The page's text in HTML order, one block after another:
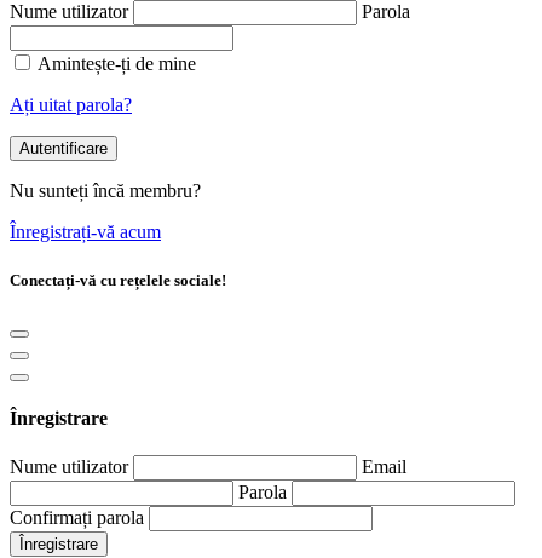
Nume utilizator Parola
Amintește-ți de mine
Ați uitat parola?
Autentificare
Nu sunteți încă membru?
Înregistrați-vă acum
Conectați-vă cu rețelele sociale!
Înregistrare
Nume utilizator
Email
Parola
Confirmați parola
Înregistrare